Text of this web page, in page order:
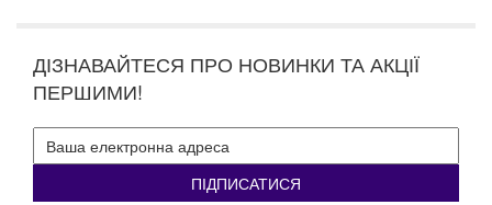
ДІЗНАВАЙТЕСЯ ПРО НОВИНКИ ТА АКЦІЇ
ПЕРШИМИ!
ПІДПИСАТИСЯ